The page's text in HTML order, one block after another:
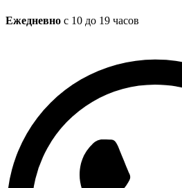
Ежедневно с 10 до 19 часов